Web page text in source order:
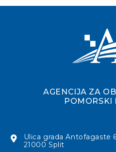
AGENCIJA ZA
POMORSKI
Ulica grada Antofagaste
21000 Split